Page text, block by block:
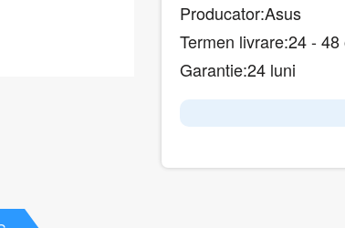
Producator:Asus
Termen livrare:24 - 48
Garantie:24 luni